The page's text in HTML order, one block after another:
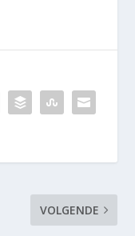
VOLGENDE